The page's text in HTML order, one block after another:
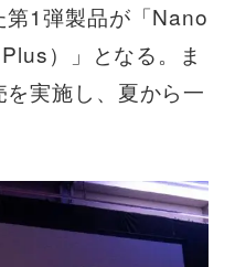
1弾製品が「Nano
）」となる。ま
実施し、夏から一